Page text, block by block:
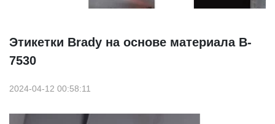
Этикетки Brady на основе материала B-
7530
2024-04-12 00:58:11